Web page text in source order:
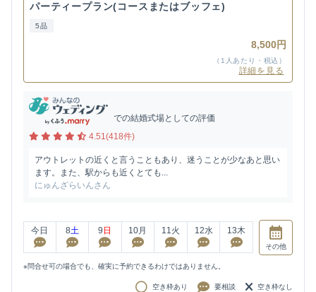
パーティープラン(コースまたはブッフェ)
5品
8,500円
（1人あたり・税込）
詳細を見る
での結婚式場としての評価
4.51(418件)
アウトレットの近くと言うこともあり、迷うことが少なあと思い
ます。また、駅からも近くとても...
にゅんざらいんさん
今日 8土 9 日 10月 11火 12水 13木
その他
※問合せ可の場合でも、確実に予約できるわけではありません。
空き枠あり 要相談 空き枠なし